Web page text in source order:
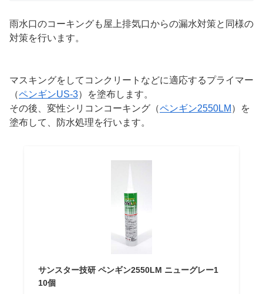
雨水口のコーキングも屋上排気口からの漏水対策と同様の
対策を行います。
マスキングをしてコンクリートなどに適応するプライマー
（ペンギンUS-3）を塗布します。
その後、変性シリコンコーキング（ペンギン2550LM ）を
塗布して、防水処理を行います。
サンスター技研 ペンギン2550LM ニューグレー1
10個